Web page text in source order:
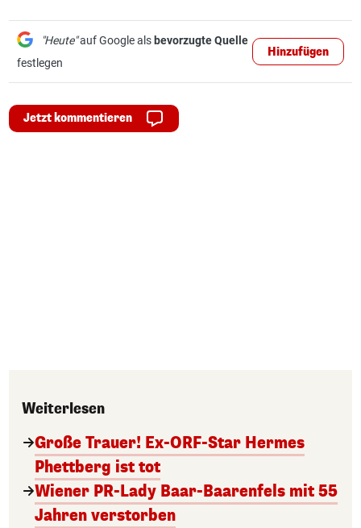
"Heute"auf Google als bevorzugte Quelle
festlegen
Hinzufügen
Jetzt kommentieren
Weiterlesen
Große Trauer! Ex-ORF-Star Hermes
Phettberg ist tot
Wiener PR-Lady Baar-Baarenfels mit 55
Jahren verstorben